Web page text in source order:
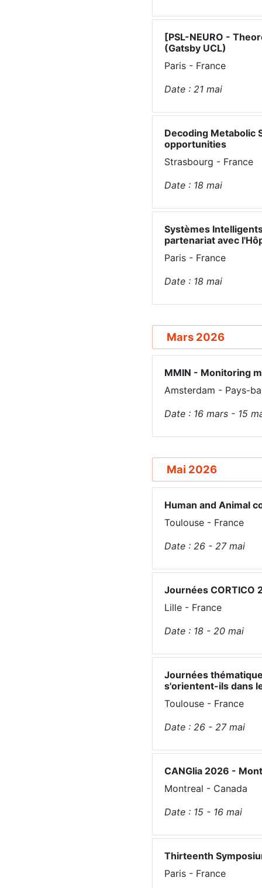
[PSL-NEURO -
(Gatsby UCL)
Paris - France
Date : 21 mai
Decoding Metabolic
opportunities
Strasbourg - France
Date : 18 mai
Systèmes
partenariat avec
Paris - France
Date : 18 mai
Mars 2026
MMIN - Monitoring
Amsterdam - Pays-
Date : 16 mars - 15
Mai 2026
Human and Animal
Toulouse - France
Date : 26 - 27 mai
Journées CORTICO
Lille - France
Date : 18 - 20 mai
Journées
s'orientent-ils dans
Toulouse - France
Date : 26 - 27 mai
CANGlia 2026 -
Montreal - Canada
Date : 15 - 16 mai
Thirteenth
Paris - France